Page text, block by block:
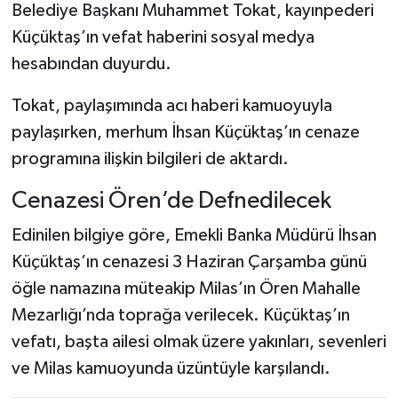
Belediye Başkanı Muhammet Tokat, kayınpederi
Küçüktaş’ın vefat haberini sosyal medya
hesabından duyurdu.
Tokat, paylaşımında acı haberi kamuoyuyla
paylaşırken, merhum İhsan Küçüktaş’ın cenaze
programına ilişkin bilgileri de aktardı.
Cenazesi Ören’de Defnedilecek
Edinilen bilgiye göre, Emekli Banka Müdürü İhsan
Küçüktaş’ın cenazesi 3 Haziran Çarşamba günü
öğle namazına müteakip Milas’ın Ören Mahalle
Mezarlığı’nda toprağa verilecek. Küçüktaş’ın
vefatı, başta ailesi olmak üzere yakınları, sevenleri
ve Milas kamuoyunda üzüntüyle karşılandı.